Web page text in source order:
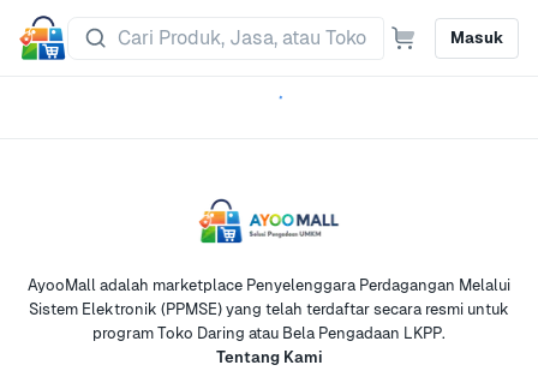
Masuk
AyooMall adalah marketplace Penyelenggara Perdagangan Melalui
Sistem Elektronik (PPMSE) yang telah terdaftar secara resmi untuk
program Toko Daring atau Bela Pengadaan LKPP.
Tentang Kami